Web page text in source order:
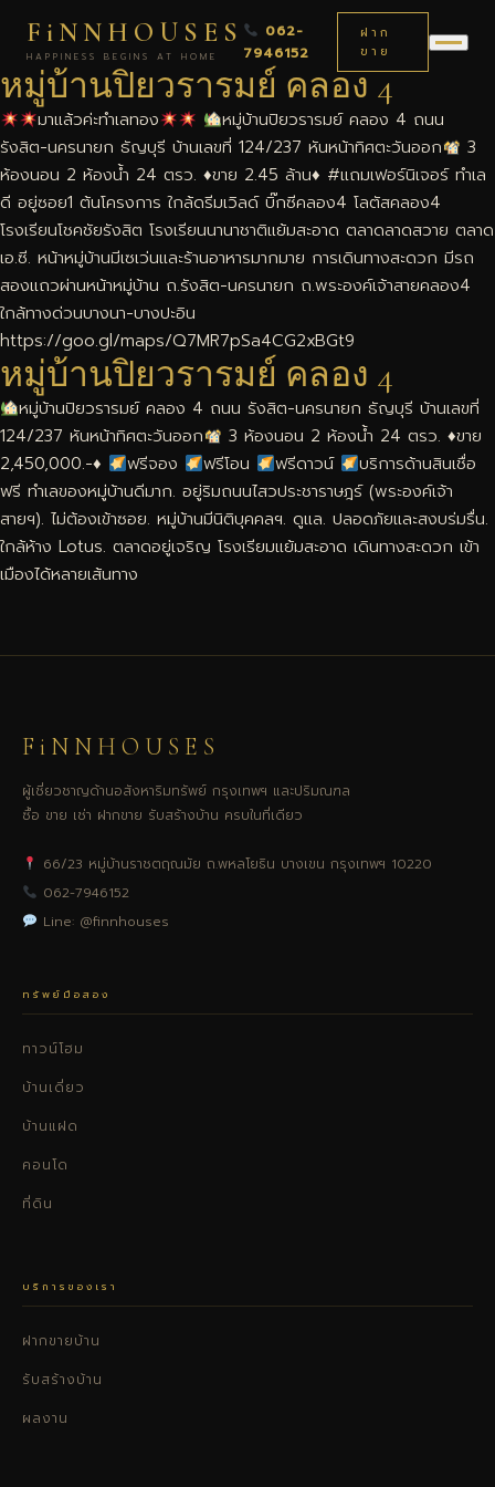
FiNNHOUSES
HAPPINESS BEGINS AT HOME
062-
7946152
ฝาก
ขาย
หมู่บ้านปิยวรารมย์ คลอง 4
มาแล้วค่ะทำเลทอง
หมู่บ้านปิยวรารมย์ คลอง 4 ถนน
รังสิต-นครนายก ธัญบุรี บ้านเลขที่ 124/237 หันหน้าทิศตะวันออก
3
ห้องนอน 2 ห้องนํ้า 24 ตรว. ♦️ขาย 2.45 ล้าน♦️ #แถมเฟอร์นิเจอร์ ทำเล
ดี อยู่ซอย1 ต้นโครงการ ใกล้ดรีมเวิลด์ บิ๊กซีคลอง4 โลตัสคลอง4
โรงเรียนโชคชัยรังสิต โรงเรียนนานาชาติแย้มสะอาด ตลาดลาดสวาย ตลาด
เอ.ซี. หน้าหมู่บ้านมีเซเว่นและร้านอาหารมากมาย การเดินทางสะดวก มีรถ
สองแถวผ่านหน้าหมู่บ้าน ถ.รังสิต-นครนายก ถ.พระองค์เจ้าสายคลอง4
ใกล้ทางด่วนบางนา-บางปะอิน
https://goo.gl/maps/Q7MR7pSa4CG2xBGt9
หมู่บ้านปิยวรารมย์ คลอง 4
หมู่บ้าน​ปิยวรารมย์​ คลอง​ 4 ถนน​ รังสิต​-นครนายก​ ธัญบุรี​ บ้านเลขที่​
124/237 หันหน้า​ทิศ​ตะวันออก​
3 ห้อง​นอน 2​ ห้อง​นํ้า 24 ตรว.♦️​ขาย​
2,45​0,000.-♦️ ฟรี​จอง ฟรี​โอน ฟรี​ดาวน์
บริการ​ด้าน​สินเชื่อ​
ฟรี ทำเลของหมู่บ้านดีมาก. อยู่ริมถนนไสวประชาราษฎร์ (พระองค์เจ้า
สายฯ). ไม่ต้องเข้าซอย. หมู่บ้านมีนิติบุคคลฯ. ดูแล. ปลอดภัยและสงบร่มรื่น.
ใกล้ห้าง Lotus. ตลาดอยู่เจริญ โรงเรียมแย้มสะอาด เดินทางสะดวก เข้า
เมืองได้หลายเส้นทาง
FiNNHOUSES
ผู้เชี่ยวชาญด้านอสังหาริมทรัพย์ กรุงเทพฯ และปริมณฑล
ซื้อ ขาย เช่า ฝากขาย รับสร้างบ้าน ครบในที่เดียว
66/23 หมู่บ้านราชตฤณมัย ถ.พหลโยธิน บางเขน กรุงเทพฯ 10220
062-7946152
Line: @finnhouses
ทรัพย์มือสอง
ทาวน์โฮม
บ้านเดี่ยว
บ้านแฝด
คอนโด
ที่ดิน
บริการของเรา
ฝากขายบ้าน
รับสร้างบ้าน
ผลงาน